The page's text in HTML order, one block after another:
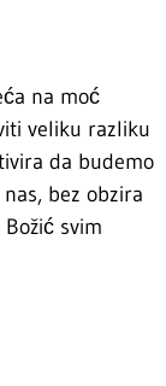
na moć
veliku razliku
da budemo
bez obzira
svim